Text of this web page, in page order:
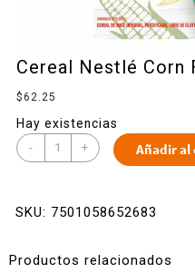
Cereal Nestlé Corn
$62.25
Hay existencias
- + Añadir al
SKU: 7501058652683
Productos relacionados